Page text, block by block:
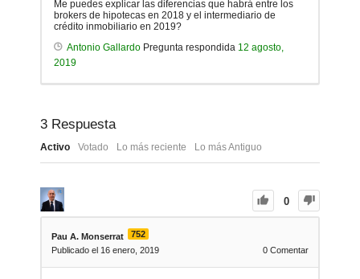
Me puedes explicar las diferencias que habrá entre los
brokers de hipotecas en 2018 y el intermediario de
crédito inmobiliario en 2019?
Antonio Gallardo Pregunta respondida 12 agosto,
2019
3 Respuesta
Activo Votado Lo más reciente Lo más Antiguo
0
Pau A. Monserrat
752
Publicado el 16 enero, 2019
0 Comentar